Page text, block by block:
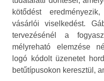
kötődést
vásárlói viselkedést.
tervezésénél a
mélyreható elemzése
logó kódolt üzenetet
betűtípusokon keresztül,